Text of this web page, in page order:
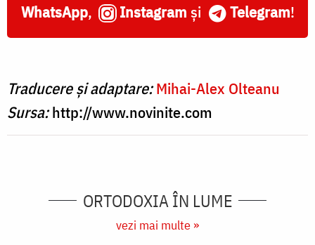
WhatsApp, Instagram și Telegram!
Traducere și adaptare:Mihai-Alex Olteanu
Sursa:http://www.novinite.com
ORTODOXIA ÎN LUME
vezi mai multe »